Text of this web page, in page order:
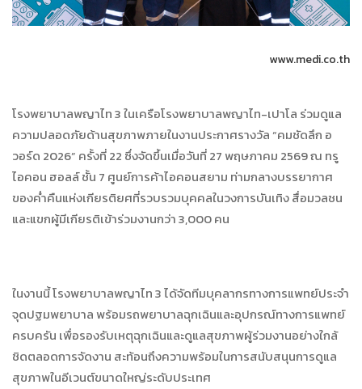
www.medi.co.th
โรงพยาบาลพญาไท 3 ในเครือโรงพยาบาลพญาไท-เปาโล ร่วมดูแล
ความปลอดภัยด้านสุขภาพภายในงานประกาศรางวัล “คมชัดลึก อ
วอร์ด 2026” ครั้งที่ 22 ซึ่งจัดขึ้นเมื่อวันที่ 27 พฤษภาคม 2569 ณ ทรู
ไอคอน ฮอลล์ ชั้น 7 ศูนย์การค้าไอคอนสยาม ท่ามกลางบรรยากาศ
ของค่ำคืนแห่งเกียรติยศที่รวบรวมบุคคลในวงการบันเทิง สื่อมวลชน
และแขกผู้มีเกียรติเข้าร่วมงานกว่า 3,000 คน
ในงานนี้ โรงพยาบาลพญาไท 3 ได้จัดทีมบุคลากรทางการแพทย์ประจำ
จุดปฐมพยาบาล พร้อมรถพยาบาลฉุกเฉินและอุปกรณ์ทางการแพทย์
ครบครัน เพื่อรองรับเหตุฉุกเฉินและดูแลสุขภาพผู้ร่วมงานอย่างใกล้
ชิดตลอดการจัดงาน สะท้อนถึงความพร้อมในการสนับสนุนการดูแล
สุขภาพในอีเวนต์ขนาดใหญ่ระดับประเทศ